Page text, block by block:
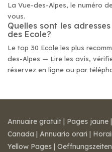
La Vue-des-Alpes, le numéro
vous.
Quelles sont les
des Ecole?
Le top 30 Ecole les plus
des-Alpes — Lire les avis,
réservez en ligne ou par
Annuaire gratuit | Pages jaune |
Canada | Annuario orari |
Yellow Pages |